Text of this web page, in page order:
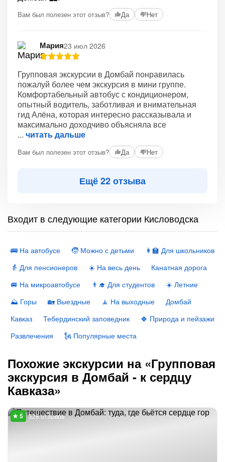
Вам был полезен этот отзыв? Да Нет
Мария23 июл 2026
Групповая экскурсии в Домбай понравилась
пожалуй более чем экскурсия в мини группе.
Комфортабельный автобус с кондиционером,
опытный водитель, заботливая и внимательная
гид Алёна, которая интересно рассказывала и
максимально доходчиво объясняла все
читать дальше
Вам был полезен этот отзыв? Да Нет
Ещё 22 отзыва
Входит в следующие категории Кисловодска
🚌 На автобусе 🧒 Можно с детьми
👩‍🏫 Для школьников
👵 Для пенсионеров
☀️ На весь день
Канатная дорога
🚐 На микроавтобусе
👨‍🎓 Для студентов
☀️ Летние
⛰ Горы
🏡 Выездные 🧘 На выходные
Домбай
Кавказ
Тебердинский заповедник
🍀 Природа и пейзажи
Развлечения
🗽 Популярные места
Похожие экскурсии на «Групповая
экскурсия в Домбай - к сердцу
Кавказа»
328 отзывов